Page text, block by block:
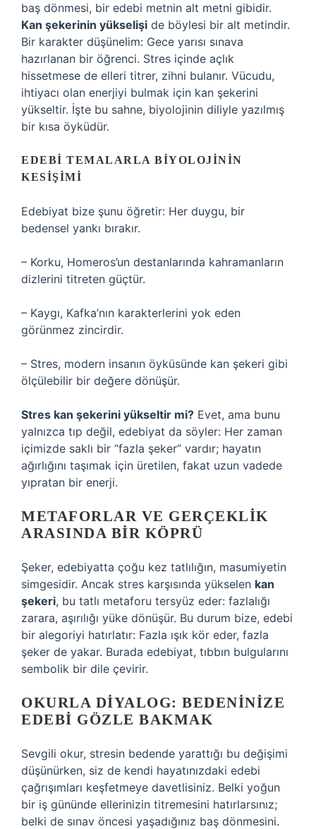
baş dönmesi, bir edebi metnin alt metni gibidir.
Kan şekerinin yükselişi de böylesi bir alt metindir.
Bir karakter düşünelim: Gece yarısı sınava
hazırlanan bir öğrenci. Stres içinde açlık
hissetmese de elleri titrer, zihni bulanır. Vücudu,
ihtiyacı olan enerjiyi bulmak için kan şekerini
yükseltir. İşte bu sahne, biyolojinin diliyle yazılmış
bir kısa öyküdür.
EDEBI TEMALARLA BIYOLOJININ
KESIŞIMI
Edebiyat bize şunu öğretir: Her duygu, bir
bedensel yankı bırakır.
– Korku, Homeros’un destanlarında kahramanların
dizlerini titreten güçtür.
– Kaygı, Kafka’nın karakterlerini yok eden
görünmez zincirdir.
– Stres, modern insanın öyküsünde kan şekeri gibi
ölçülebilir bir değere dönüşür.
Stres kan şekerini yükseltir mi? Evet, ama bunu
yalnızca tıp değil, edebiyat da söyler: Her zaman
içimizde saklı bir “fazla şeker” vardır; hayatın
ağırlığını taşımak için üretilen, fakat uzun vadede
yıpratan bir enerji.
METAFORLAR VE GERÇEKLIK
ARASINDA BIR KÖPRÜ
Şeker, edebiyatta çoğu kez tatlılığın, masumiyetin
simgesidir. Ancak stres karşısında yükselen kan
şekeri, bu tatlı metaforu tersyüz eder: fazlalığı
zarara, aşırılığı yüke dönüşür. Bu durum bize, edebi
bir alegoriyi hatırlatır: Fazla ışık kör eder, fazla
şeker de yakar. Burada edebiyat, tıbbın bulgularını
sembolik bir dile çevirir.
OKURLA DIYALOG: BEDENINIZE
EDEBI GÖZLE BAKMAK
Sevgili okur, stresin bedende yarattığı bu değişimi
düşünürken, siz de kendi hayatınızdaki edebi
çağrışımları keşfetmeye davetlisiniz. Belki yoğun
bir iş gününde ellerinizin titremesini hatırlarsınız;
belki de sınav öncesi yaşadığınız baş dönmesini.